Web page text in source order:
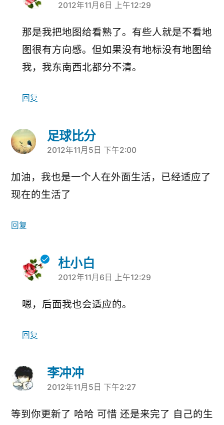
说：
2012年11月6日 上午12:29
那是我把地图给看熟了。有些人就是不看地
图很有方向感。但如果没有地标没有地图给
我，我东南西北都分不清。
回复
足球比分
说：
2012年11月5日 下午2:00
加油，我也是一个人在外面生活，已经适应了
现在的生活了
回复
杜小白
说：
2012年11月6日 上午12:29
嗯，后面我也会适应的。
回复
李冲冲
说：
2012年11月5日 下午2:27
等到你更新了 哈哈 可惜 还是来完了 自己的生